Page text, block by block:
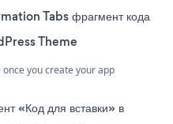
Tabs фрагмент кода
Theme
you create your app
«Код для вставки» в